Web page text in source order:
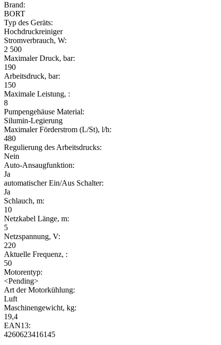
Brand:
BORT
Typ des Geräts:
Hochdruckreiniger
Stromverbrauch, W:
2 500
Maximaler Druck, bar:
190
Arbeitsdruck, bar:
150
Maximale Leistung, :
8
Pumpengehäuse Material:
Silumin-Legierung
Maximaler Förderstrom (L/St), l/h:
480
Regulierung des Arbeitsdrucks:
Nein
Auto-Ansaugfunktion:
Ja
automatischer Ein/Aus Schalter:
Ja
Schlauch, m:
10
Netzkabel Länge, m:
5
Netzspannung, V:
220
Aktuelle Frequenz, :
50
Motorentyp:
<Pending>
Art der Motorkühlung:
Luft
Maschinengewicht, kg:
19,4
EAN13:
4260623416145